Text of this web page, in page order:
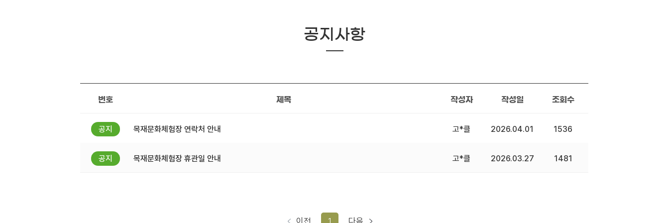
공지사항
번호 제목 작성자 작성일 조회수
목재문화체험장 연락처 안내 고*클 2026.04.01 1536
목재문화체험장 휴관일 안내 고*클 2026.03.27 1481
이전 1 다음